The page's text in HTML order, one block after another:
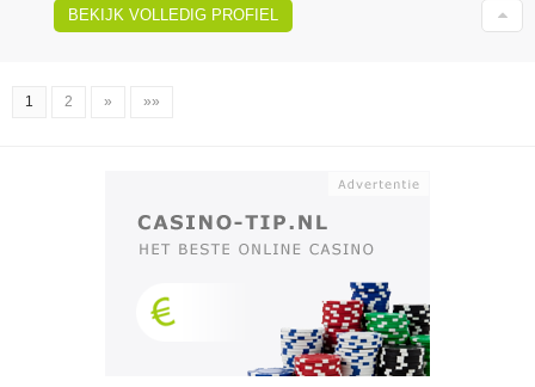
BEKIJK VOLLEDIG PROFIEL
1 2 » »»